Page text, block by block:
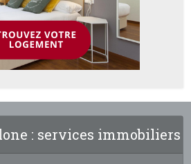
: services immobiliers